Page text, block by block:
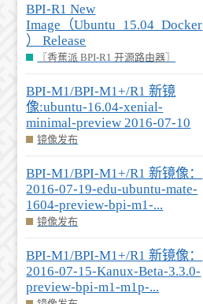
BPI-R1 New
Image（Ubuntu_15.04_Docker
） Release
〖香蕉派 BPI-R1 开源路由器〗
BPI-M1/BPI-M1+/R1 新镜
像:ubuntu-16.04-xenial-
minimal-preview 2016-07-10
镜像发布
BPI-M1/BPI-M1+/R1 新镜像：
2016-07-19-edu-ubuntu-mate-
1604-preview-bpi-m1-...
镜像发布
BPI-M1/BPI-M1+/R1 新镜像：
2016-07-15-Kanux-Beta-3.3.0-
preview-bpi-m1-m1p-...